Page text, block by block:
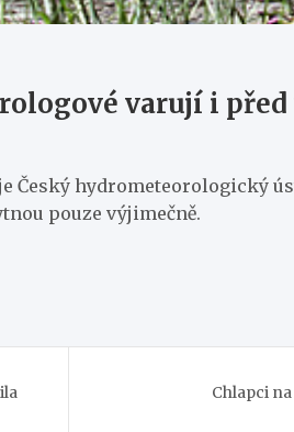
varují i před
Český hydrometeorologický
pouze výjimečně.
Chlapci